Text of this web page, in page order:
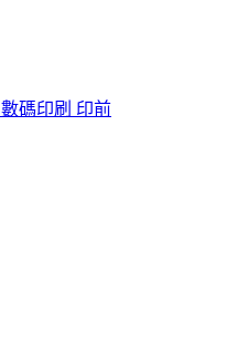
數碼印刷 印前